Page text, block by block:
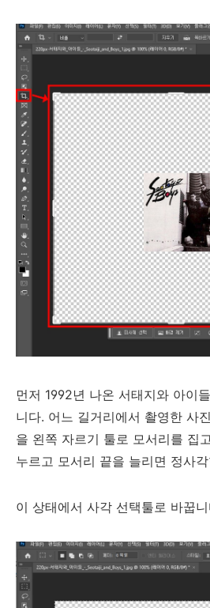
먼저 1992년 나온 서태지와 아이
니다. 어느 길거리에서 촬영한 사
을 왼쪽 자르기 툴로 모서리를 집
누르고 모서리 끝을 늘리면 정사
이 상태에서 사각 선택툴로 바꿉